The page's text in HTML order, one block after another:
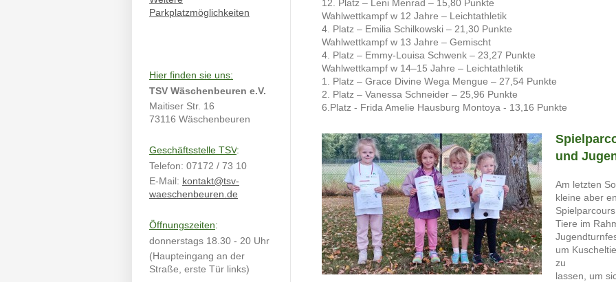
12. Platz – Leni Menrad – 15,80 Punkte
Wahlwettkampf w 12 Jahre – Leichtathletik
4. Platz – Emilia Schilkowski – 21,30 Punkte
Wahlwettkampf w 13 Jahre – Gemischt
4. Platz – Emmy-Louisa Schwenk – 23,27 Punkte
Wahlwettkampf w 14–15 Jahre – Leichtathletik
1. Platz – Grace Divine Wega Mengue – 27,54 Punkte
2. Platz – Vanessa Schneider – 25,96 Punkte
6.Platz - Frida Amelie Hausburg Montoya - 13,16 Punkte
und
Am letzten
kleine aber
Tiere im
um
zu
lassen, um
Parkplatzmöglichkeiten
Hier finden sie uns:
TSV Wäschenbeuren e.V.
Maitiser Str. 16
73116 Wäschenbeuren
Geschäftsstelle TSV:
Telefon: 07172 / 73 10
E-Mail: kontakt@tsv-
waeschenbeuren.de
Öffnungszeiten:
donnerstags 18.30 - 20 Uhr
(Haupteingang an der
Straße, erste Tür links)